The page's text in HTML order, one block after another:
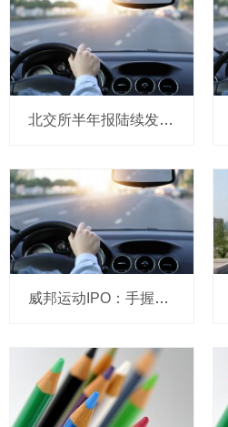
北交所半年报陆续发布 高景气赛道企业业绩亮眼
威邦运动IPO：手握8亿现金仍募资补流，实控人家族持股超99%